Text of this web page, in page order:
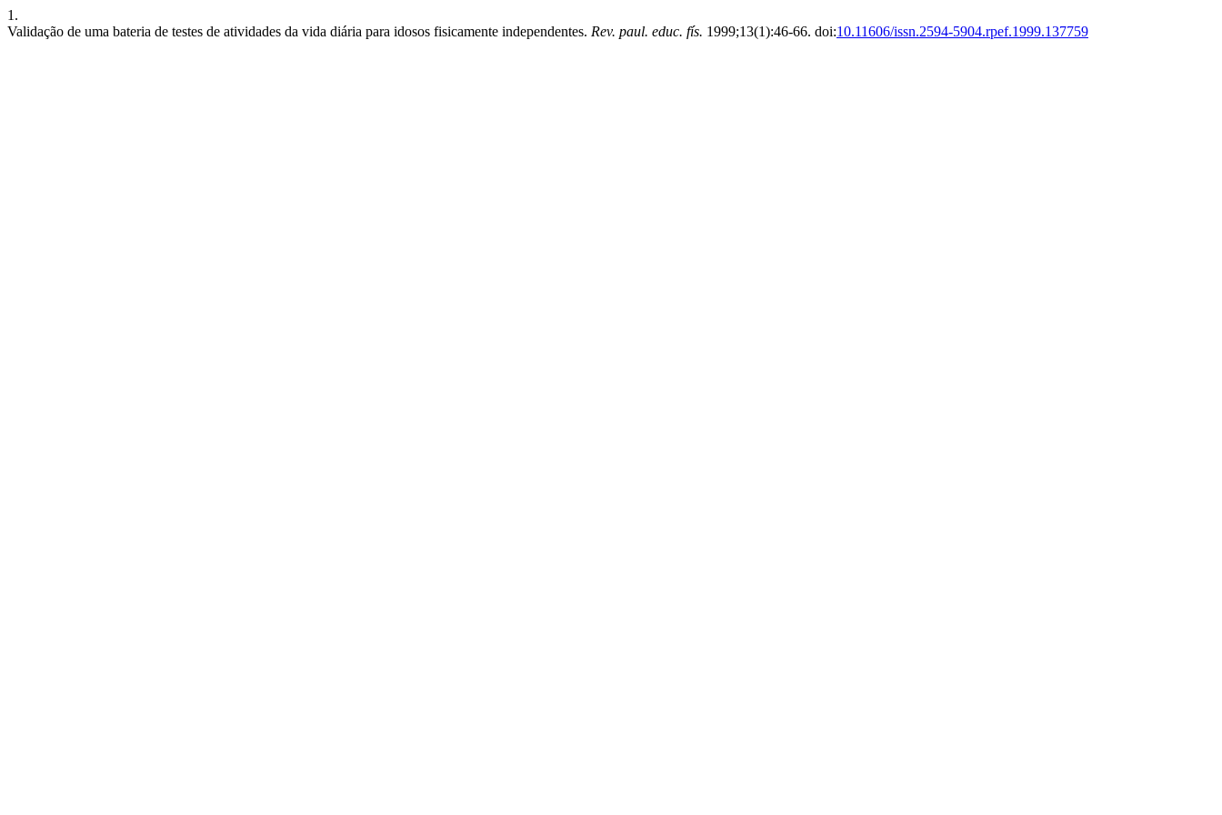
1.
Validação de uma bateria de testes de atividades da vida diária para idosos fisicamente independentes. Rev. paul. educ. fís. 1999;13(1):46-66. doi:10.11606/issn.2594-5904.rpef.1999.137759